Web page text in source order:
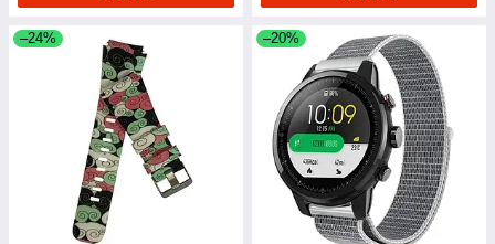
–24% –20%